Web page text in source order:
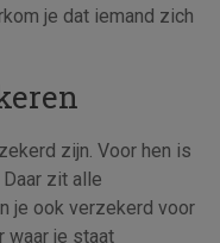
je dat iemand zich
zijn. Voor hen is
zit alle
je ook verzekerd voor
waar je staat